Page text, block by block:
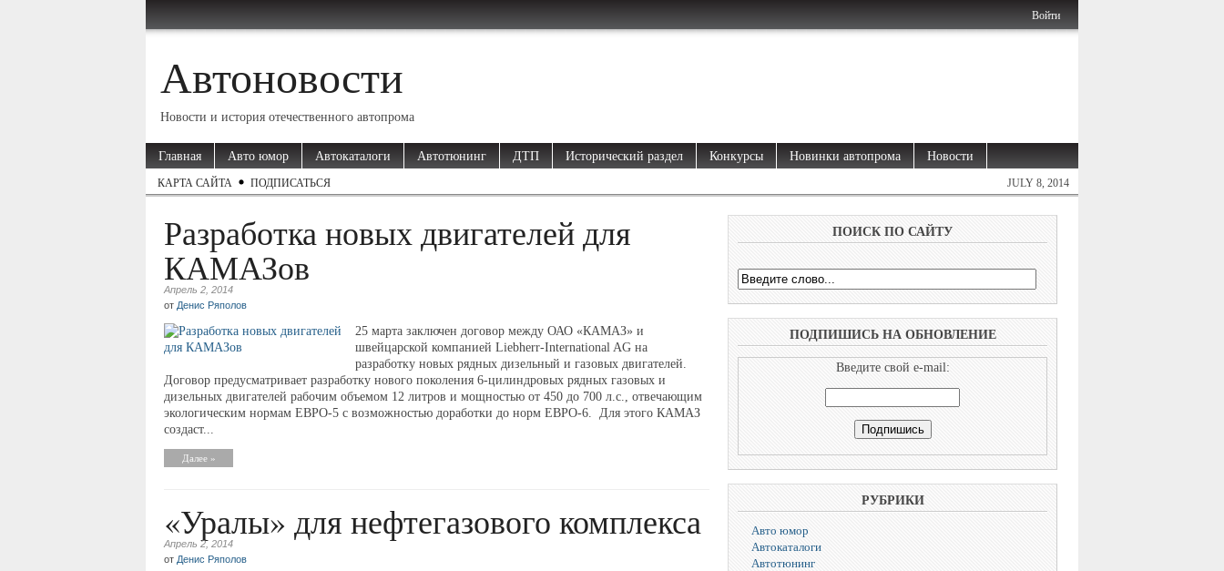
Войти
Автоновости
Новости и история отечественного автопрома
Главная Авто юмор Автокаталоги Автотюнинг ДТП Исторический раздел Конкурсы Новинки автопрома Новости
КАРТА САЙТА ПОДПИСАТЬСЯ JULY 8, 2014
Разработка новых двигателей для
КАМАЗов
Апрель 2, 2014
от Денис Ряполов
25 марта заключен договор между ОАО «КАМАЗ» и
швейцарской компанией Liebherr-International AG на
разработку новых рядных дизельный и газовых двигателей.
Договор предусматривает разработку нового поколения 6-цилиндровых рядных газовых и
дизельных двигателей рабочим объемом 12 литров и мощностью от 450 до 700 л.с., отвечающим
экологическим нормам ЕВРО-5 с возможностью доработки до норм ЕВРО-6. Для этого КАМАЗ
создаст...
Далее »
«Уралы» для нефтегазового комплекса
Апрель 2, 2014
от Денис Ряполов
ПОИСК ПО САЙТУ
ПОДПИШИСЬ НА ОБНОВЛЕНИЕ
Введите свой e-mail:
РУБРИКИ
Авто юмор
Автокаталоги
Автотюнинг